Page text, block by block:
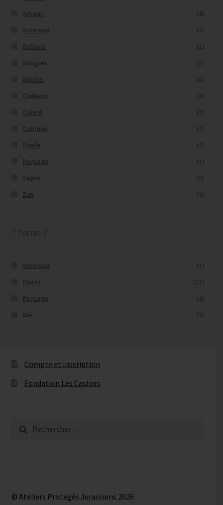
Amour
(4)
Animaux
(3)
Ballons
(1)
Bougies
(5)
Boules
(8)
Cadeaux
(3)
Coloré
(1)
Cubique
(1)
Etoile
(7)
Paysage
(1)
Sapin
(6)
Zen
(3)
Thème 2
Animaux
(1)
Floral
(21)
Paysage
(2)
Blé
(1)
Compte et inscription
Fondation Les Castors
Rechercher :
© Ateliers Protégés Jurassiens 2026